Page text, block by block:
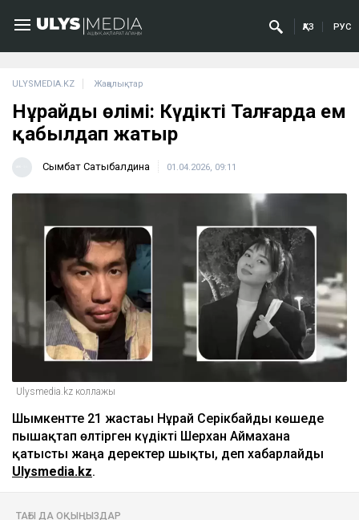
ҚАЗ РУС
ULYSMEDIA.KZ Жаңалықтар
Нұрайдың өлімі: Күдікті Талғарда ем
қабылдап жатыр
Сымбат Сатыбалдина 01.04.2026, 09:11
Ulysmedia.kz коллажы
Шымкентте 21 жастағы Нұрай Серікбайды көшеде
пышақтап өлтірген күдікті Шерхан Аймаханға
қатысты жаңа деректер шықты, деп хабарлайды
Ulysmedia.kz.
ТАҒЫ ДА ОҚЫҢЫЗДАР